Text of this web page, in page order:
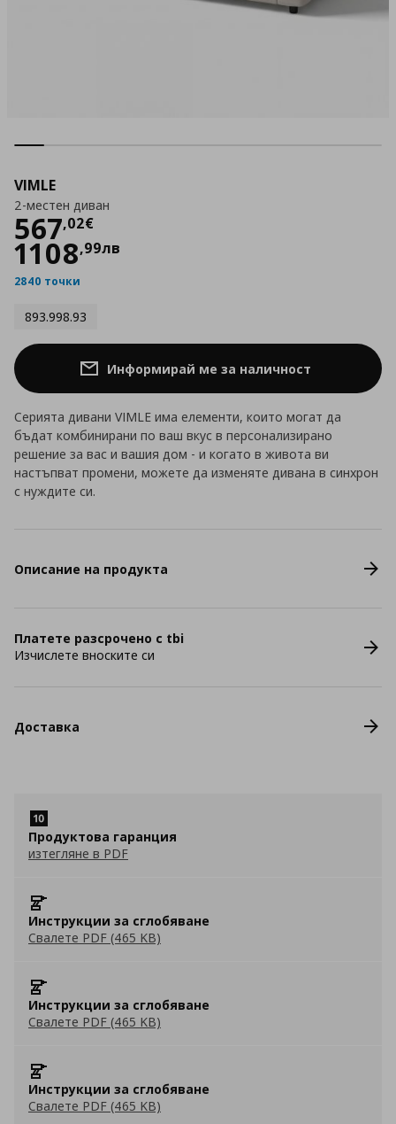
VIMLE
2-местен диван
567,02€
Цена
1108,99лв
2840 точки
893.998.93
Информирай ме за наличност
Серията дивани VIMLE има елементи, които могат да
бъдат комбинирани по ваш вкус в персонализирано
решение за вас и вашия дом - и когато в живота ви
настъпват промени, можете да изменяте дивана в синхрон
с нуждите си.
Описание на продукта
Платете разсрочено с tbi
Изчислете вноските си
Доставка
Продуктова гаранция
изтегляне в PDF
Инструкции за сглобяване
Свалете PDF (465 KB)
Инструкции за сглобяване
Свалете PDF (465 KB)
Инструкции за сглобяване
Свалете PDF (465 KB)